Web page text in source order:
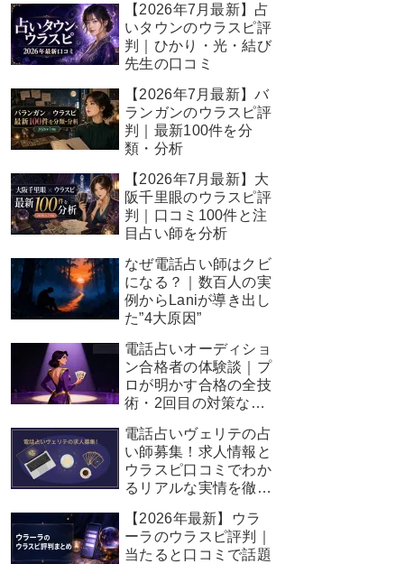
【2026年7月最新】占
いタウンのウラスピ評
判｜ひかり・光・結び
先生の口コミ
【2026年7月最新】バ
ランガンのウラスピ評
判｜最新100件を分
類・分析
【2026年7月最新】大
阪千里眼のウラスピ評
判｜口コミ100件と注
目占い師を分析
なぜ電話占い師はクビ
になる？｜数百人の実
例からLaniが導き出し
た”4大原因”
電話占いオーディショ
ン合格者の体験談｜プ
ロが明かす合格の全技
術・2回目の対策など
電話占いヴェリテの占
い師募集！求人情報と
ウラスピ口コミでわか
るリアルな実情を徹底
【2026年最新】ウラ
ーラのウラスピ評判｜
当たると口コミで話題